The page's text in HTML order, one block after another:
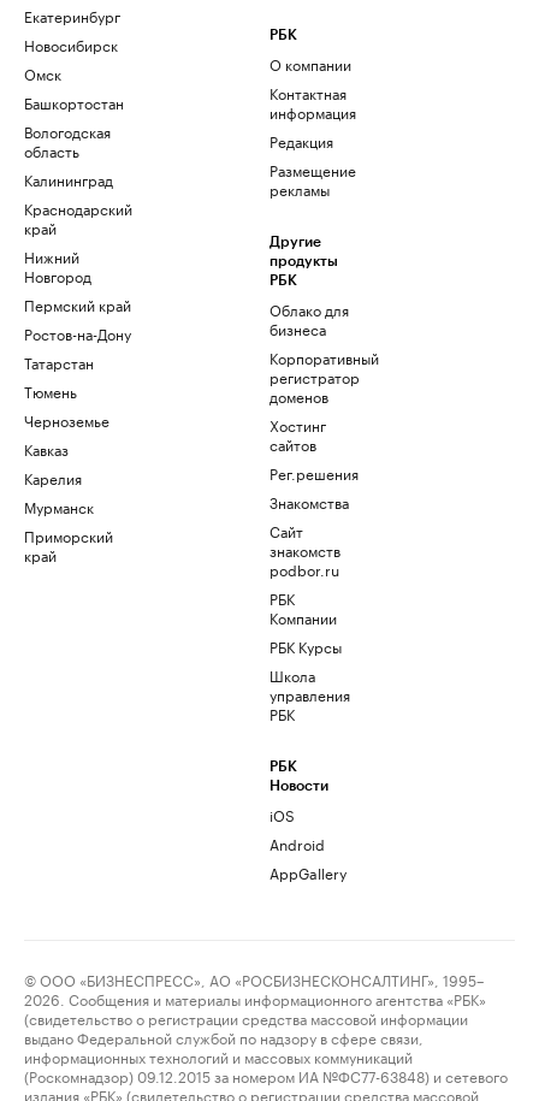
Екатеринбург
Новосибирск
Омск
Башкортостан
Вологодская
область
Калининград
Краснодарский
край
Нижний
Новгород
Пермский край
Ростов-на-Дону
Татарстан
Тюмень
Черноземье
Кавказ
Карелия
Мурманск
Приморский
край
РБК
О компании
Контактная
информация
Редакция
Размещение
рекламы
Другие
продукты
РБК
Облако для
бизнеса
Корпоративный
регистратор
доменов
Хостинг
сайтов
Рег.решения
Знакомства
Сайт
знакомств
podbor.ru
РБК
Компании
РБК Курсы
Школа
управления
РБК
РБК
Новости
iOS
Android
AppGallery
© ООО «БИЗНЕСПРЕСС», АО «РОСБИЗНЕСКОНСАЛТИНГ», 1995–
2026. Сообщения и материалы информационного агентства «РБК»
(свидетельство о регистрации средства массовой информации
выдано Федеральной службой по надзору в сфере связи,
информационных технологий и массовых коммуникаций
(Роскомнадзор) 09.12.2015 за номером ИА №ФС77-63848) и сетевого
издания «РБК» (свидетельство о регистрации средства массовой